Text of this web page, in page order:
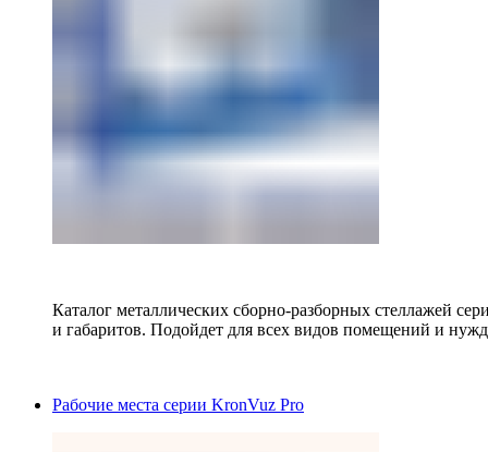
Каталог металлических сборно-разборных стеллажей
и габаритов. Подойдет для всех видов помещений и
Рабочие места серии KronVuz Pro